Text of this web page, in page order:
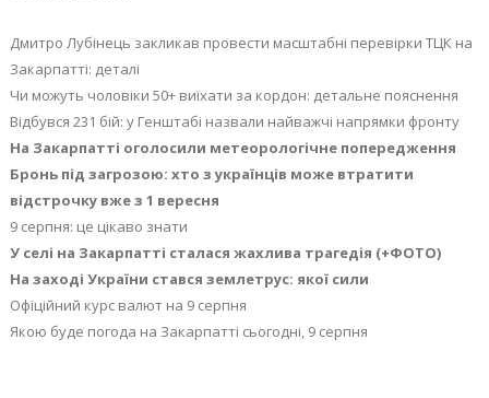
Дмитро Лубінець закликав провести масштабні перевірки ТЦК на
Закарпатті: деталі
Чи можуть чоловіки 50+ виїхати за кордон: детальне пояснення
Відбувся 231 бій: у Генштабі назвали найважчі напрямки фронту
На Закарпатті оголосили метеорологічне попередження
Бронь під загрозою: хто з українців може втратити
відстрочку вже з 1 вересня
9 серпня: це цікаво знати
У селі на Закарпатті сталася жахлива трагедія (+ФОТО)
На заході України стався землетрус: якої сили
Офіційний курс валют на 9 серпня
Якою буде погода на Закарпатті сьогодні, 9 серпня